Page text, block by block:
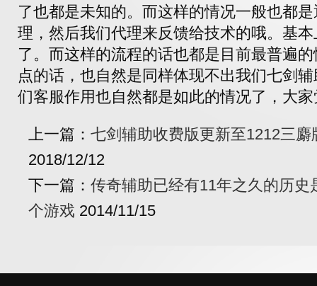
了也都是未知的。而这样的情况一般也都
理，然后我们代理来反馈给技术的哦。基
了。而这样的流程的话也都是目前最普遍
点的话，也自然是同样体现不出我们七剑
们客服作用也自然都是如此的情况了，大
上一篇： 七剑辅助收费版更新至1212三
2018/12/12
下一篇： 传奇辅助已经有11年之久的历
个游戏 2014/11/15